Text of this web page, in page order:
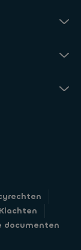
Klachten
documenten